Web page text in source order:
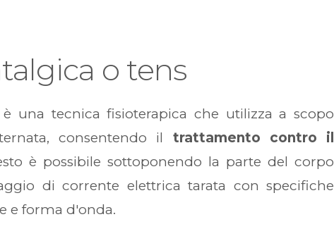
o tens
è una tecnica fisioterapica che utilizza a scopo
consentendo il trattamento contro il
è possibile sottoponendo la parte del corpo
di corrente elettrica tarata con specifiche
e forma d'onda.